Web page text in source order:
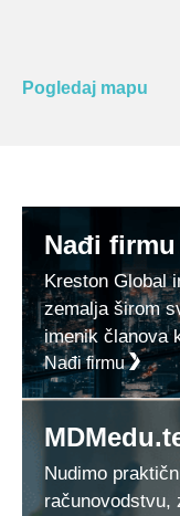
Pogledaj mapu
Nađi firmu
Kreston Global
zemalja širom
imenik članova
Nađi firmu
Nudimo
računovodstvu,